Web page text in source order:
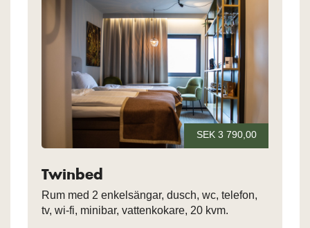
Twinbed
Rum med 2 enkelsängar, dusch, wc, telefon,
tv, wi-fi, minibar, vattenkokare, 20 kvm.
SEK 3 790,00